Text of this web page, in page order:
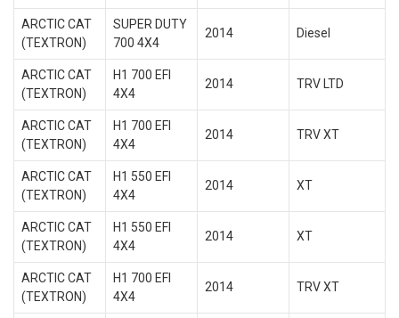
ARCTIC CAT
(TEXTRON)
SUPER DUTY
700 4X4
2014 Diesel
ARCTIC CAT
(TEXTRON)
H1 700 EFI
4X4
2014 TRV LTD
ARCTIC CAT
(TEXTRON)
H1 700 EFI
4X4
2014 TRV XT
ARCTIC CAT
(TEXTRON)
H1 550 EFI
4X4
2014 XT
ARCTIC CAT
(TEXTRON)
H1 550 EFI
4X4
2014 XT
ARCTIC CAT
(TEXTRON)
H1 700 EFI
4X4
2014 TRV XT